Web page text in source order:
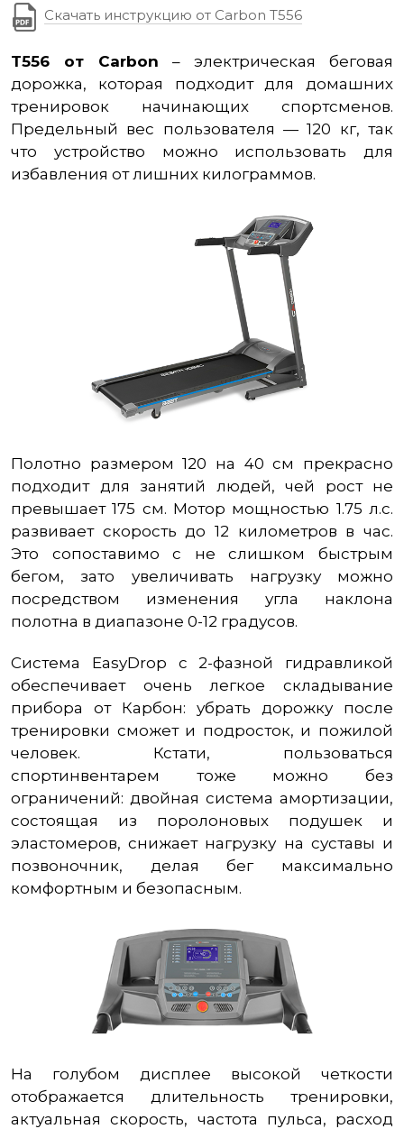
Скачать инструкцию от Carbon T556
T556 от Carbon– электрическая беговая
дорожка, которая подходит для домашних
тренировок начинающих спортсменов.
Предельный вес пользователя — 120 кг, так
что устройство можно использовать для
избавления от лишних килограммов.
Полотно размером 120 на 40 см прекрасно
подходит для занятий людей, чей рост не
превышает 175 см. Мотор мощностью 1.75 л.с.
развивает скорость до 12 километров в час.
Это сопоставимо с не слишком быстрым
бегом, зато увеличивать нагрузку можно
посредством изменения угла наклона
полотна в диапазоне 0-12 градусов.
Система EasyDrop с 2-фазной гидравликой
обеспечивает очень легкое складывание
прибора от Карбон: убрать дорожку после
тренировки сможет и подросток, и пожилой
человек. Кстати, пользоваться
спортинвентарем тоже можно без
ограничений: двойная система амортизации,
состоящая из поролоновых подушек и
эластомеров, снижает нагрузку на суставы и
позвоночник, делая бег максимально
комфортным и безопасным.
На голубом дисплее высокой четкости
отображается длительность тренировки,
актуальная скорость, частота пульса, расход